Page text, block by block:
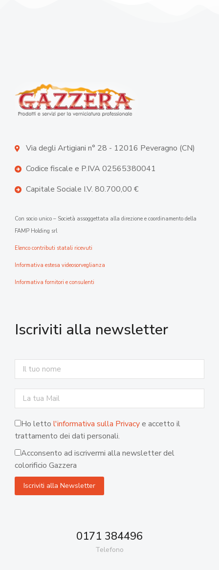
Via degli Artigiani n° 28 - 12016 Peveragno (CN)
Codice fiscale e P.IVA 02565380041
Capitale Sociale I.V. 80.700,00 €
Con socio unico – Società assoggettata alla direzione e coordinamento della
FAMP Holding srl
Elenco contributi statali ricevuti
Informativa estesa videosorveglianza
Informativa fornitori e consulenti
Iscriviti alla newsletter
Ho letto l'informativa sulla Privacye accetto il
trattamento dei dati personali.
Acconsento ad iscrivermi alla newsletter del
colorificio Gazzera
0171 384496
Telefono